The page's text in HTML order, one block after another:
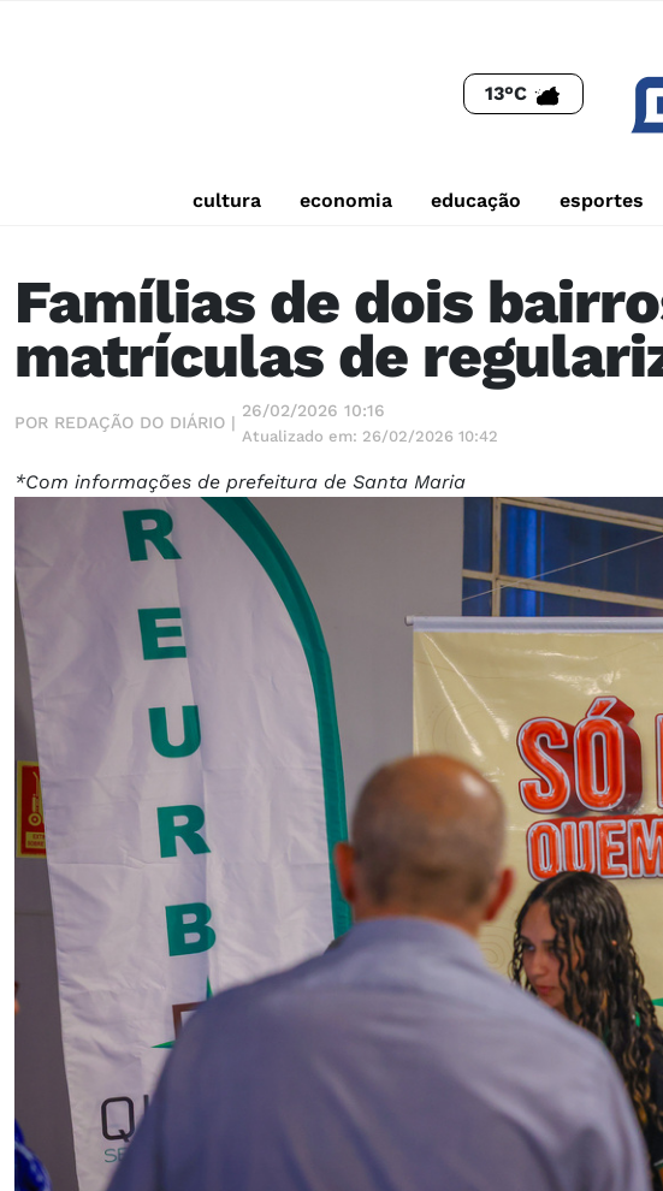
13°C
cultura economia educação esportes
Famílias de dois
matrículas de
POR REDAÇÃO DO DIÁRIO |
26/02/2026 10:16
Atualizado em: 26/02/2026 10:42
*Com informações de prefeitura de Santa Maria